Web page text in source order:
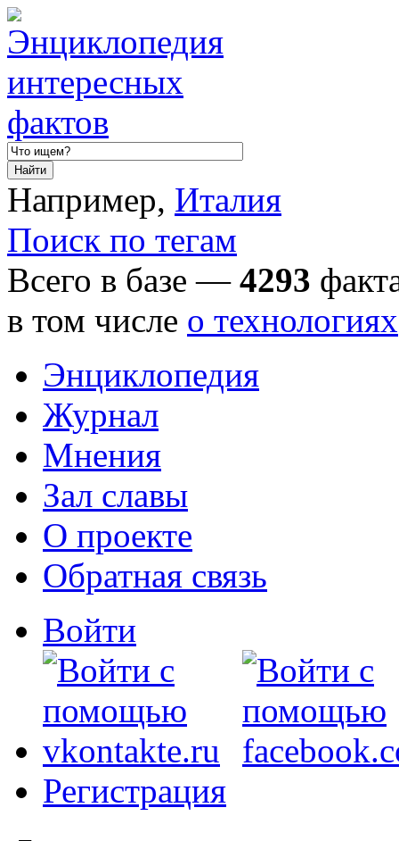
Например, Италия
Поиск по тегам
Всего в базе — 4293
в том числе о технологиях
Энциклопедия
Журнал
Мнения
Зал славы
О проекте
Обратная связь
Войти
Регистрация